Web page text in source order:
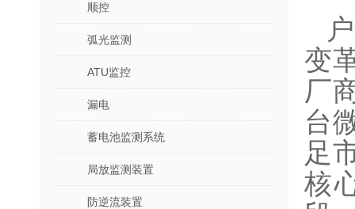
顺控
弧光监测
ATU监控
漏电
蓄电池监测系统
局放监测装置
防逆流装置
变
厂
台
足
核